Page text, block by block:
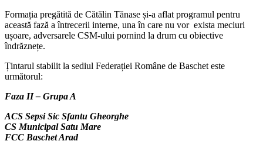
Formația pregătită de Cătălin Tănase și-a aflat programul pentru
această fază a întrecerii interne, una în care nu vor exista meciuri
ușoare, adversarele CSM-ului pornind la drum cu obiective
îndrăznețe.
Țintarul stabilit la sediul Federației Române de Baschet este
următorul:
Faza II – Grupa A
ACS Sepsi Sic Sfantu Gheorghe
CS Municipal Satu Mare
FCC Baschet Arad